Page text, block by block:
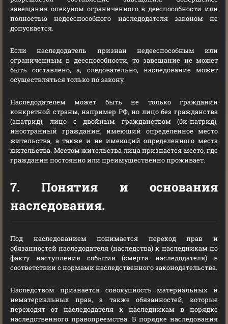
завещания опекуном ограниченного в дееспособности или
полностью недееспособного наследодателя законом не
допускается.
Если наследодатель признан недееспособным или
ограниченным в дееспособности, то завещание не может
быть составлено, а, следовательно, наследование может
осуществляться только по закону.
Наследодателем может быть не только гражданин
конкретной страны, например РФ, но лицо без гражданства
(апатрид), лицо с двойным гражданством (би-патрид),
иностранный гражданин, имеющий определенное место
жительства, а также и не имеющий определенного места
жительства. Местом жительства лица признается место, где
гражданин постоянно или преимущественно проживает.
7. Понятия и основания
наследования.
Под наследованием понимается переход прав и
обязанностей наследодателя (наследства) к наследникам по
факту наступления события (смерти наследодателя) в
соответствии с нормами наследственного законодательства.
Наследством признается совокупность материальных и
нематериальных прав, а также обязанностей, которые
переходят от наследодателя к наследникам в порядке
наследственного правопреемства. В порядке наследования